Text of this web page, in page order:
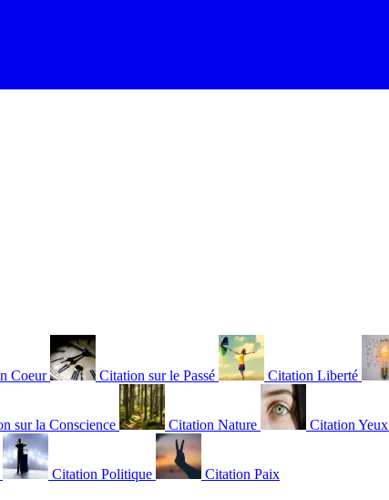
Coeur Citation sur le Passé Citation Liberté
sur la Conscience Citation Nature Citation Yeux
Citation Politique Citation Paix